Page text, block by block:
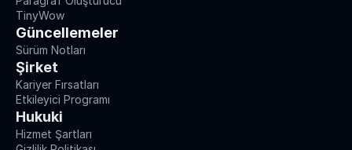
TinyWow
Güncellemeler
Sürüm Notları
Şirket
Kariyer Fırsatları
Etkileyici Programı
Hukuki
Hizmet Şartları